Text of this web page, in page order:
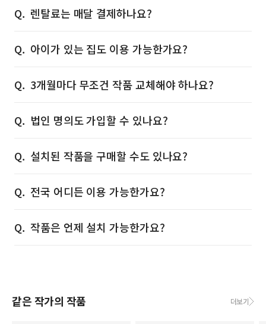
렌탈료는 매달 결제하나요?
아이가 있는 집도 이용 가능한가요?
3개월마다 무조건 작품 교체해야 하나요?
법인 명의도 가입할 수 있나요?
설치된 작품을 구매할 수도 있나요?
전국 어디든 이용 가능한가요?
작품은 언제 설치 가능한가요?
같은 작가의 작품 더보기